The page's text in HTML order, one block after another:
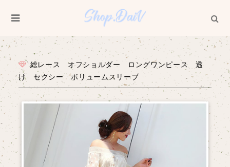
総レース オフショルダー ロングワンピース 透
け セクシー ボリュームスリーブ